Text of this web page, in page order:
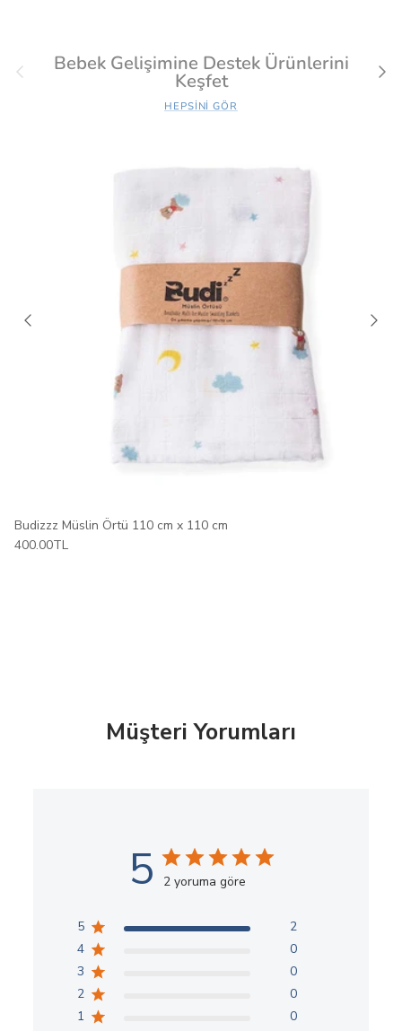
Önceki Bebek Gelişimine Destek Ürünlerini
Keşfet
HEPSINI GÖR
Budizzz Müslin Örtü 110 cm x 110 cm
400.00TL
Müşteri Yorumları
5 2 yoruma göre
5
2
4
0
3
0
2
0
1
0